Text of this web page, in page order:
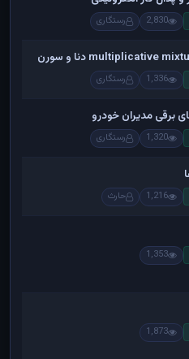
2,830 رستگاری
1,336 رستگاری
برقی مدیران خودرو
1,320 رستگاری
1,216 حارث
1,353
1,873